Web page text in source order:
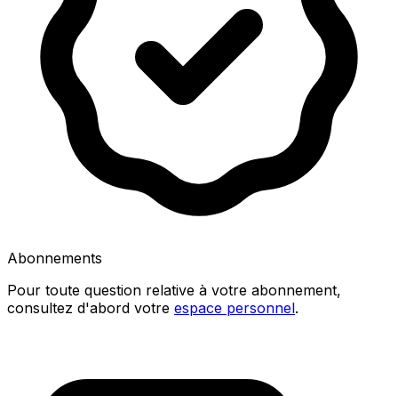
Abonnements
Pour toute question relative à votre abonnement,
consultez d'abord votre espace personnel.